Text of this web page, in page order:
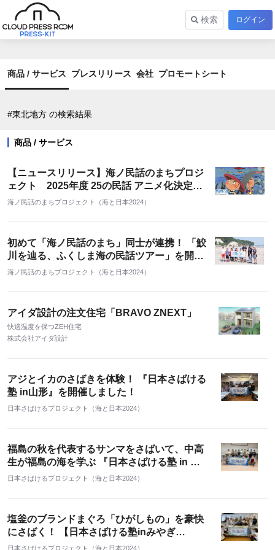
検索 ログイン
商品 / サービス プレスリリース 会社 プロモートシート
#東北地方 の検索結果
商品 / サービス
【ニュースリリース】海ノ民話のまちプロジ
ェクト 2025年度 25の民話 アニメ化決定！
子どもたちに語り継ぎたい「海ノ民話」アニ
海ノ民話のまちプロジェクト（海と日本2024）
初めて「海ノ民話のまち」同士が連携！ 「鮫
川を辿る、ふくしま海の民話ツアー」を開催
しました
海ノ民話のまちプロジェクト（海と日本2024）
アイダ設計の注文住宅「BRAVO ZNEXT」
快適温度を保つZEH住宅
株式会社アイダ設計
アジとイカのさばきを体験！ 『日本さばける
塾 in山形』を開催しました！
日本さばけるプロジェクト（海と日本2024）
福島の秋を代表するサンマをさばいて、中高
生が福島の海を学ぶ 『日本さばける塾 in ふ
くしま』を開催しました！
日本さばけるプロジェクト（海と日本2024）
塩釜のブランドまぐろ「ひがしもの」を豪快
にさばく！ 【日本さばける塾inみやぎ
2022】を開催しました！
日本さばけるプロジェクト（海と日本2024）